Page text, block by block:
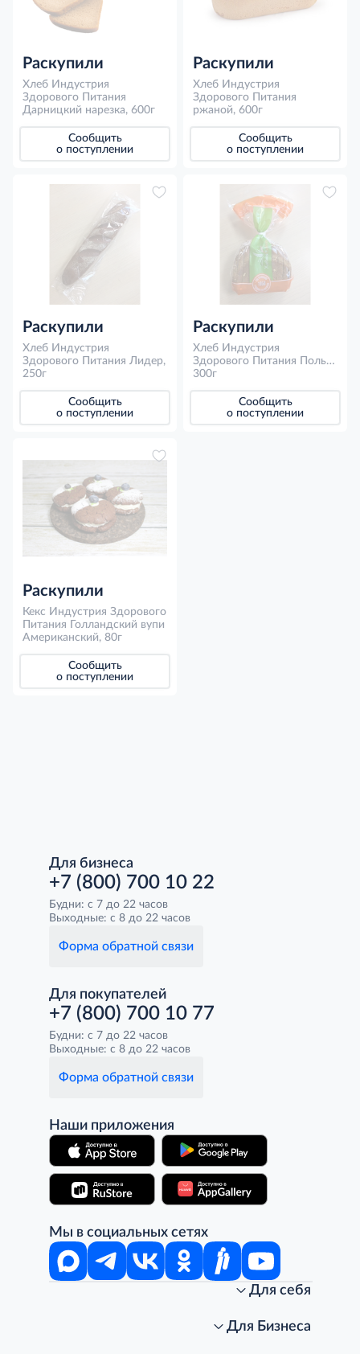
Раскупили
Хлеб Индустрия
Здорового Питания
Дарницкий нарезка, 600г
Сообщить
о поступлении
Раскупили
Хлеб Индустрия
Здорового Питания
ржаной, 600г
Сообщить
о поступлении
Раскупили
Хлеб Индустрия
Здорового Питания Лидер,
250г
Сообщить
о поступлении
Раскупили
Хлеб Индустрия
Здорового Питания Польза
Финский зерновой хлеб,
300г
Сообщить
о поступлении
Раскупили
Кекс Индустрия Здорового
Питания Голландский вупи
Американский, 80г
Сообщить
о поступлении
Для бизнеса
+7 (800) 700 10 22
Будни: с 7 до 22 часов
Выходные: с 8 до 22 часов
Форма обратной связи
Для покупателей
+7 (800) 700 10 77
Будни: с 7 до 22 часов
Выходные: с 8 до 22 часов
Форма обратной связи
Наши приложения
Мы в социальных сетях
Для себя
Стань клиентом METRO
Для Бизнеса